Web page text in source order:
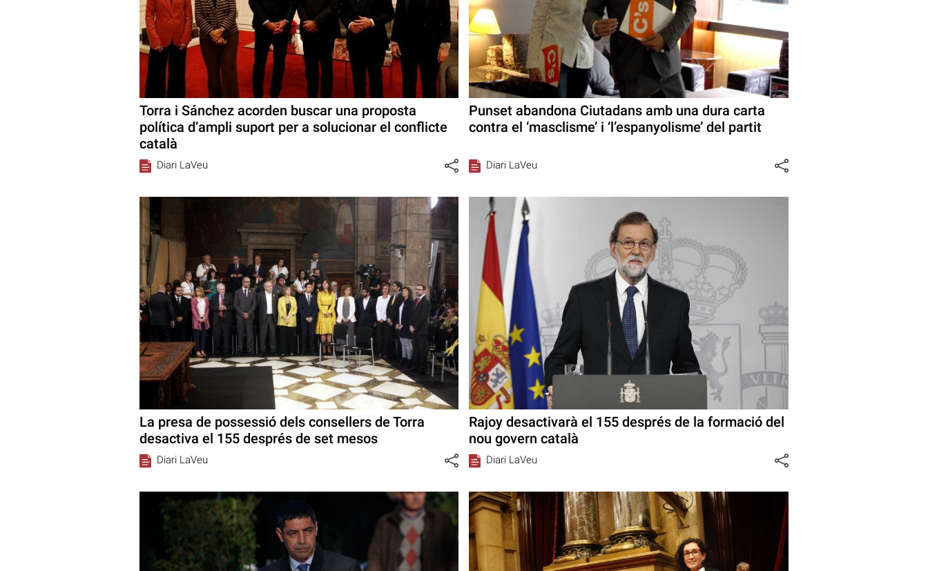
Torra i Sánchez acorden buscar una proposta
política d’ampli suport per a solucionar el conflicte
català
Diari LaVeu
Punset abandona Ciutadans amb una dura carta
contra el ‘masclisme’ i ‘l’espanyolisme’ del partit
Diari LaVeu
La presa de possessió dels consellers de Torra
desactiva el 155 després de set mesos
Diari LaVeu
Rajoy desactivarà el 155 després de la formació del
nou govern català
Diari LaVeu